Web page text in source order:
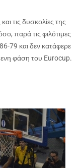
τις δυσκολίες της
παρά τις φιλότιμες
79 και δεν κατάφερε
φάση του Eurocup.